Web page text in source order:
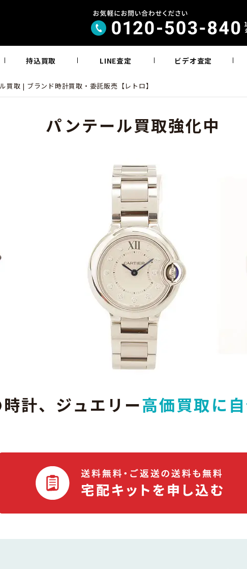
持込買取 LINE査定 ビデオ査定
買取 | ブランド時計買取・委託販売【レトロ】
パンテール買取強化中
計、ジュエリー高価買取に